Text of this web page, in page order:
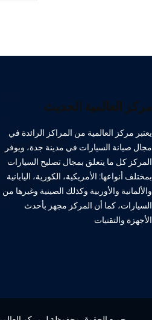
مركز العالمية الحديث
يعتبر مركز العالمية من المراكز الرائدة في
مجال صيانة السيارات في مدينة جدة، ويوفر
المركز كل ما يتعلق بمجال تصليح السيارات
بمختلف أنواعها: الأمريكية، الكورية، اليابانية
والألمانية والأوربية وكذلك الصينية وغيرها من
السيارات، كما أن المركز مجهز بأحدث
الأجهزة والتقنيات